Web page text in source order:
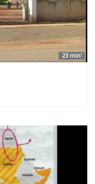
23 min'